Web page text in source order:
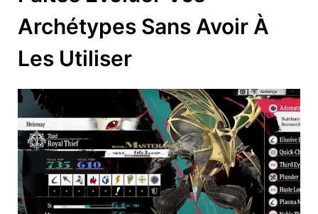
Archétypes Sans Avoir À
Les Utiliser